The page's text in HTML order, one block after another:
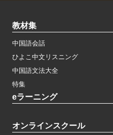
教材集
中国語会話
ひよこ中文リスニング
中国語文法大全
特集
eラーニング
オンラインスクール